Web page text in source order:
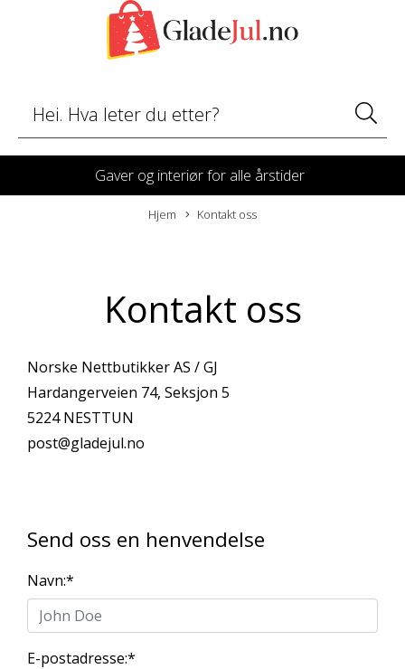
Gaver og interiør for alle årstider
Hjem Kontakt oss
Kontakt oss
Norske Nettbutikker AS / GJ
Hardangerveien 74, Seksjon 5
5224 NESTTUN
post@gladejul.no
Send oss en henvendelse
Navn:*
E-postadresse:*